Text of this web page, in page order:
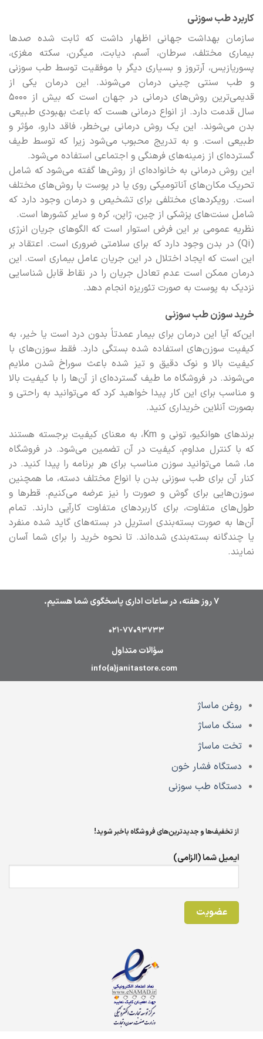
کاربرد طب سوزنی
سازمان بهداشت جهانی اظهار داشت که ثابت شده صدها
بیماری مختلف، سرطان، آسم، دیابت، میگرن، سکته مغزی،
پسوریازیس، آرتروز و بسیاری دیگر با موفقیت توسط طب سوزنی
و طب سنتی چینی درمان می‌شوند. این درمان یکی از
قدیمی‌ترین روش‌های درمانی در جهان است که بیش از 5000
سال قدمت دارد. از انواع درمانی هست که باعث بهبودی طبیعی
بدن می‌شوند. این یک روش درمانی بی‌خطر، فاقد دارو، مؤثر و
طبیعی است. و به تدریج محبوب می‌شود زیرا که توسط طیف
گسترده‌ای از زمینه‌های فرهنگی و اجتماعی استفاده می‌شود.
این روش درمانی به خانواده‌ای از روش‌ها گفته می‌شود که شامل
تحریک مکان‌های آناتومیکی روی یا در پوست با روش‌های مختلف
است. رویکردهای مختلفی برای تشخیص و درمان وجود دارد که
شامل سنت‌های پزشکی از چین، ژاپن، کره و سایر کشورها است.
نظریه عمومی بر این فرض استوار است که الگوهای جریان انرژی
(Qi) در بدن وجود دارد که برای سلامتی ضروری است. اعتقاد بر
این است که ایجاد اختلال در این جریان عامل بیماری است. این
درمان ممکن است عدم تعادل جریان را در نقاط قابل شناسایی
نزدیک به پوست به صورت تئوریزه انجام دهد.
خرید سوزن طب سوزنی
این‌که آیا این درمان برای بیمار عمدتاً بدون درد است یا خیر، به
کیفیت سوزن‌های استفاده شده بستگی دارد. فقط سوزن‌های با
کیفیت بالا و نوک دقیق و تیز شده باعث سوراخ شدن ملایم
می‌شوند. در فروشگاه ما طیف گسترده‌ای از آن‌ها را با کیفیت بالا
و مناسب برای این کار پیدا خواهید کرد که می‌توانید به راحتی و
بصورت آنلاین خریداری کنید.
برندهای هوانکیو، تونی و Km، به معنای کیفیت برجسته هستند
که با کنترل مداوم، کیفیت در آن تضمین می‌شود. در فروشگاه
ما، شما می‌توانید سوزن مناسب برای هر برنامه را پیدا کنید. در
کنار آن برای طب سوزنی بدن با انواع مختلف دسته، ما همچنین
سوزن‌هایی برای گوش و صورت را نیز عرضه می‌کنیم. قطرها و
طول‌های متفاوت، برای کاربردهای متفاوت کارآیی دارند. تمام
آن‌ها به صورت بسته‌بندی استریل در بسته‌های گاید شده منفرد
یا چندگانه بسته‌بندی شده‌اند. تا نحوه خرید را برای شما آسان
نمایند.
7 روز هفته، در ساعات اداری پاسخگوی شما هستیم.
021-77093733
سؤالات متداول
info{a}janitastore.com
روغن ماساژ
سنگ ماساژ
تخت ماساژ
دستگاه فشار خون
دستگاه طب سوزنی
از تخفیف‌ها و جدیدترین‌های فروشگاه باخبر شوید!
ایمیل شما (الزامی)